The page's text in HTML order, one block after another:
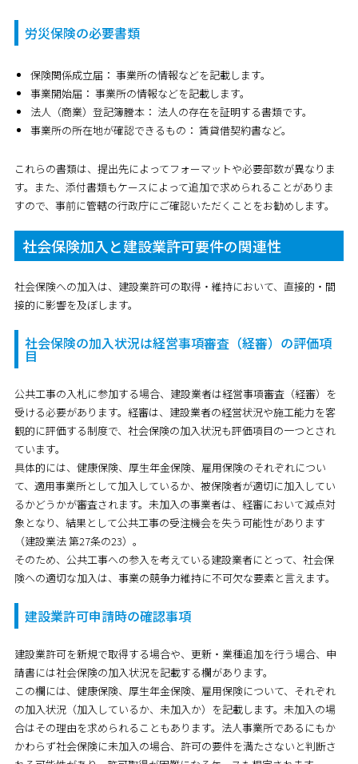
労災保険の必要書類
保険関係成立届： 事業所の情報などを記載します。
事業開始届： 事業所の情報などを記載します。
法人（商業）登記簿謄本： 法人の存在を証明する書類です。
事業所の所在地が確認できるもの： 賃貸借契約書など。
これらの書類は、提出先によってフォーマットや必要部数が異なりま
す。また、添付書類もケースによって追加で求められることがありま
すので、事前に管轄の行政庁にご確認いただくことをお勧めします。
社会保険加入と建設業許可要件の関連性
社会保険への加入は、建設業許可の取得・維持において、直接的・間
接的に影響を及ぼします。
社会保険の加入状況は経営事項審査（経審）の評価項
目
公共工事の入札に参加する場合、建設業者は経営事項審査（経審）を
受ける必要があります。経審は、建設業者の経営状況や施工能力を客
観的に評価する制度で、社会保険の加入状況も評価項目の一つとされ
ています。
具体的には、健康保険、厚生年金保険、雇用保険のそれぞれについ
て、適用事業所として加入しているか、被保険者が適切に加入してい
るかどうかが審査されます。未加入の事業者は、経審において減点対
象となり、結果として公共工事の受注機会を失う可能性があります
（建設業法 第27条の23）。
そのため、公共工事への参入を考えている建設業者にとって、社会保
険への適切な加入は、事業の競争力維持に不可欠な要素と言えます。
建設業許可申請時の確認事項
建設業許可を新規で取得する場合や、更新・業種追加を行う場合、申
請書には社会保険の加入状況を記載する欄があります。
この欄には、健康保険、厚生年金保険、雇用保険について、それぞれ
の加入状況（加入しているか、未加入か）を記載します。未加入の場
合はその理由を求められることもあります。法人事業所であるにもか
かわらず社会保険に未加入の場合、許可の要件を満たさないと判断さ